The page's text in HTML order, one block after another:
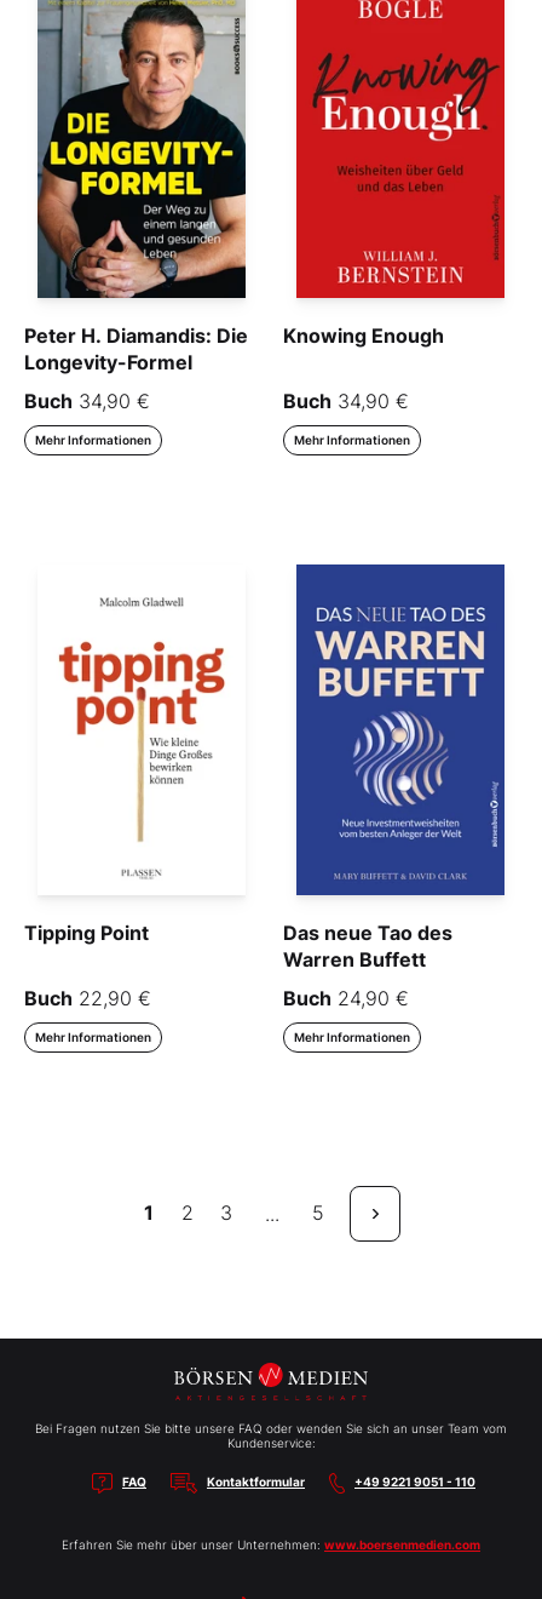
Peter H. Diamandis: Die
Longevity-Formel
Buch 34,90 €
Mehr Informationen
Knowing Enough
Buch 34,90 €
Mehr Informationen
Tipping Point
Buch 22,90 €
Mehr Informationen
Das neue Tao des
Warren Buffett
Buch 24,90 €
Mehr Informationen
1 2 3 ... 5
Bei Fragen nutzen Sie bitte unsere FAQ oder wenden Sie sich an unser Team vom
Kundenservice:
FAQ Kontaktformular +49 9221 9051 - 110
Erfahren Sie mehr über unser Unternehmen: www.boersenmedien.com